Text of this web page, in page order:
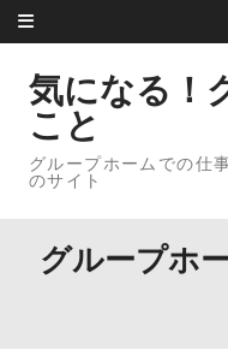
Skip to content
気になる！
こと
グループホームでの仕
のサイト
グループホ